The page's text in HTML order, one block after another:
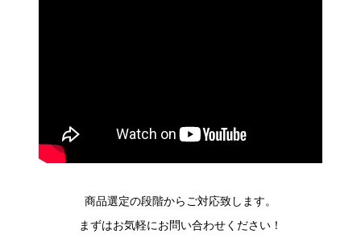
商品選定の段階からご対応致します。
まずはお気軽にお問い合わせください！